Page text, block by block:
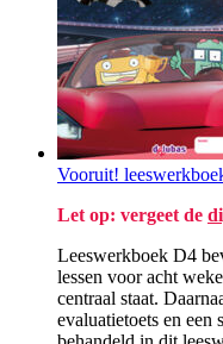
Vooruit!
Let op: vergeet de
Leeswerkboek D4
lessen voor acht
centraal staat.
evaluatietoets en